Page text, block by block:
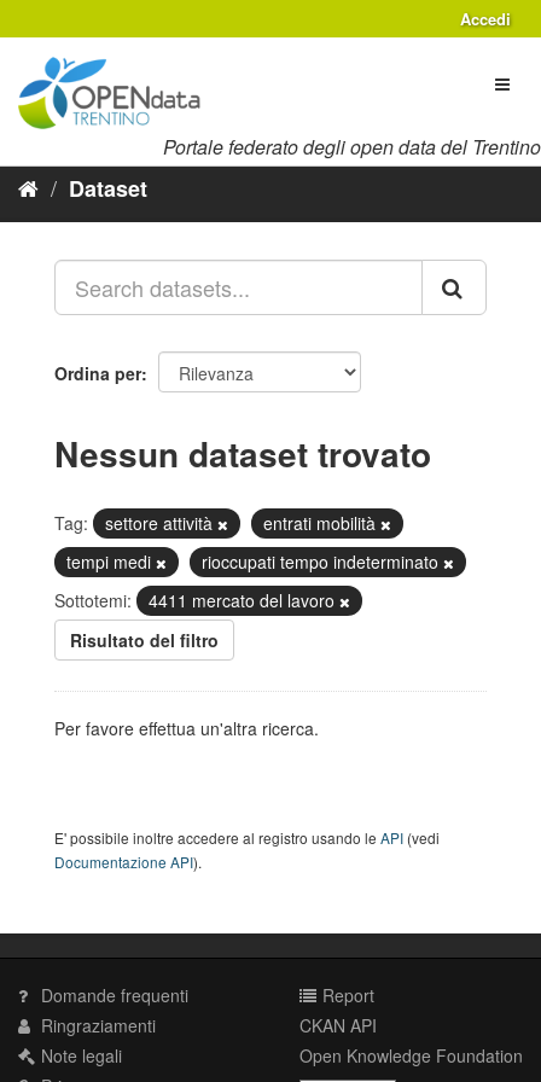
al
contenuto
Accedi
Portale federato degli open data del Trentino
Dataset
Ordina per
Nessun dataset trovato
Tag: settore attività
entrati mobilità
tempi medi
rioccupati tempo indeterminato
Sottotemi:
4411 mercato del lavoro
Risultato del filtro
Per favore effettua un'altra ricerca.
E' possibile inoltre accedere al registro usando le API (vedi
Documentazione API).
Domande frequenti
Ringraziamenti
Note legali
Report
CKAN API
Open Knowledge Foundation